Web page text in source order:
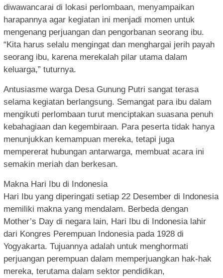
diwawancarai di lokasi perlombaan, menyampaikan
harapannya agar kegiatan ini menjadi momen untuk
mengenang perjuangan dan pengorbanan seorang ibu.
“Kita harus selalu mengingat dan menghargai jerih payah
seorang ibu, karena merekalah pilar utama dalam
keluarga,” tuturnya.
Antusiasme warga Desa Gunung Putri sangat terasa
selama kegiatan berlangsung. Semangat para ibu dalam
mengikuti perlombaan turut menciptakan suasana penuh
kebahagiaan dan kegembiraan. Para peserta tidak hanya
menunjukkan kemampuan mereka, tetapi juga
mempererat hubungan antarwarga, membuat acara ini
semakin meriah dan berkesan.
Makna Hari Ibu di Indonesia
Hari Ibu yang diperingati setiap 22 Desember di Indonesia
memiliki makna yang mendalam. Berbeda dengan
Mother’s Day di negara lain, Hari Ibu di Indonesia lahir
dari Kongres Perempuan Indonesia pada 1928 di
Yogyakarta. Tujuannya adalah untuk menghormati
perjuangan perempuan dalam memperjuangkan hak-hak
mereka, terutama dalam sektor pendidikan,